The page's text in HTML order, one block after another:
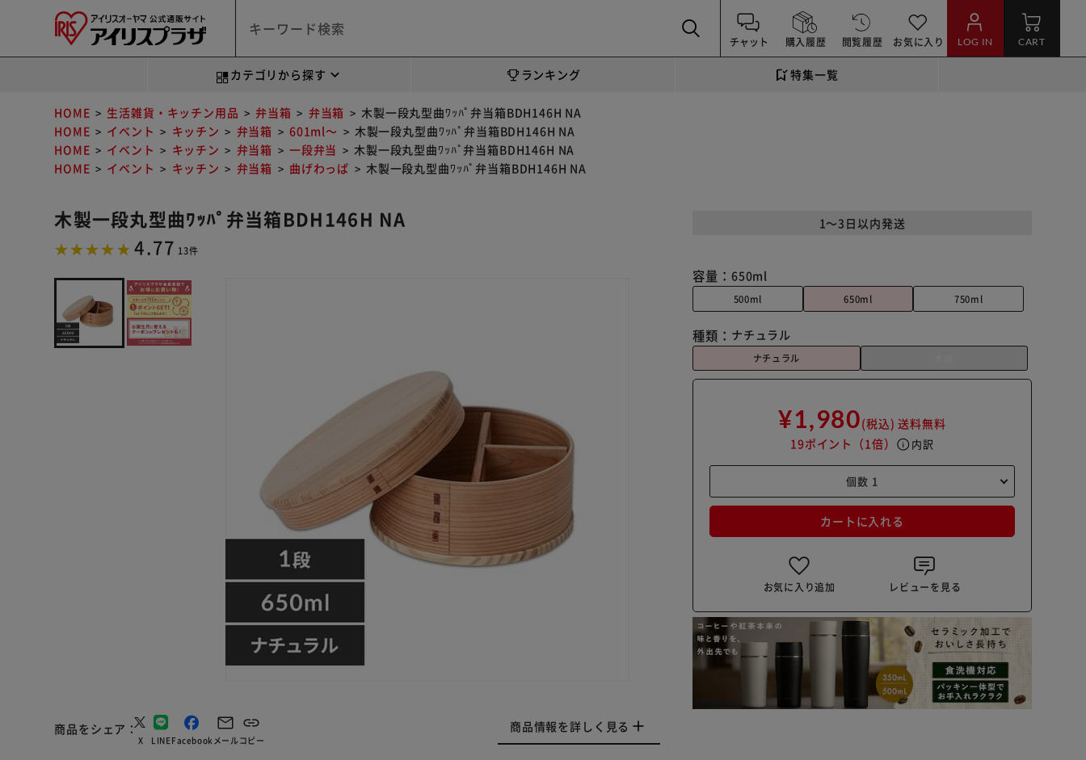
チャット 購入履歴 閲覧履歴 お気に入り LOG IN CART
カテゴリから探す ランキング 特集一覧
HOME 生活雑貨・キッチン用品 弁当箱 弁当箱
木製一段丸型曲ﾜｯﾊﾟ弁当箱BDH146H NA
HOME
イベント キッチン 弁当箱 601ml～
木製一段丸型曲ﾜｯﾊﾟ弁当箱BDH146H NA
HOME
イベント キッチン 弁当箱 一段弁当
木製一段丸型曲ﾜｯﾊﾟ弁当箱BDH146H NA
HOME
イベント キッチン 弁当箱 曲げわっぱ 木製一段丸型曲ﾜｯﾊﾟ弁当箱BDH146H NA
木製一段丸型曲ﾜｯﾊﾟ弁当箱BDH146H NA
4.77 13件
商品をシェア
X LINEFacebookメールコピー
商品情報を詳しく見る
1～3日以内発送
容量： 650ml
500ml 650ml 750ml
種類： ナチュラル
ナチュラル
¥1,980(税込) 送料無料
19ポイント （1倍） info 内訳
カートに入れる
お気に入り追加 レビューを見る